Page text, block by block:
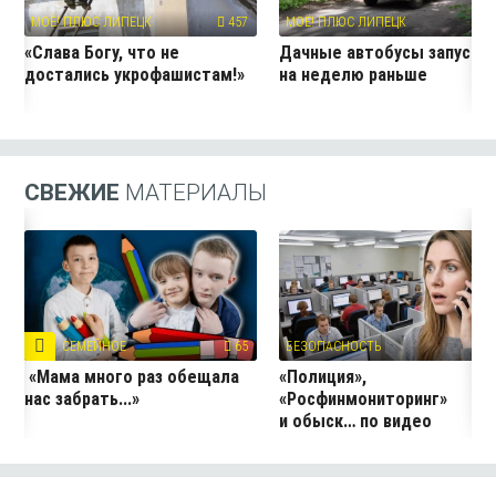
МОЁ! ПЛЮС ЛИПЕЦК 457
«Слава Богу, что не
достались укрофашистам!»
МОЁ! ПЛЮС ЛИПЕЦК
Дачные автобусы
на неделю раньше
СВЕЖИЕ МАТЕРИАЛЫ
СЕМЕЙНОЕ 65
«Мама много раз обещала
нас забрать...»
БЕЗОПАСНОСТЬ
«Полиция»,
«Росфинмониторинг»
и обыск… по видео